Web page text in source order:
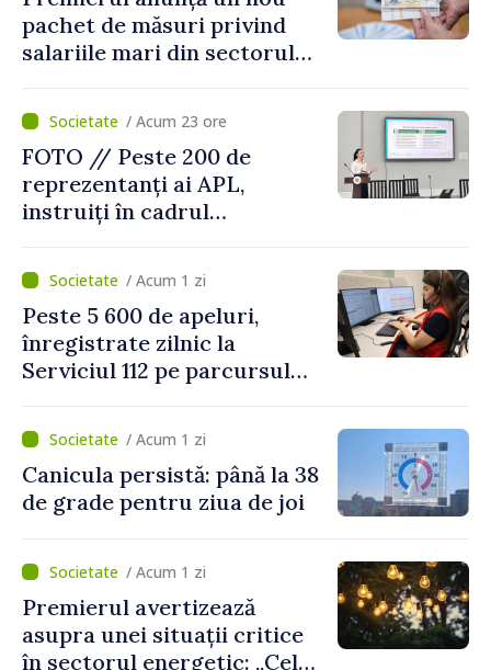
pachet de măsuri privind
salariile mari din sectorul
/ Acum 23 ore
FOTO // Peste 200 de
reprezentanți ai APL,
instruiți în cadrul
Mediu privind aplicarea a
două regulamente din
domeniu
/ Acum 1 zi
Peste 5 600 de apeluri,
înregistrate zilnic la
Serviciul 112 pe parcursul
cetățeni au solicitat
ambulanța/ Acum 1 zi
Canicula persistă: până la 38
de grade pentru ziua de joi
/ Acum 1 zi
Premierul avertizează
asupra unei situații critice
în sectorul energetic: „Cel